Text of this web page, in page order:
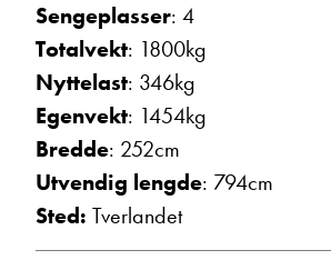
Denne siden er beskyttet av reCAPTCHA
Personvernerklæring
og
Ta kontakt
Sengeplasser: 4
Totalvekt: 1800kg
Nyttelast: 346kg
Egenvekt: 1454kg
Bredde: 252cm
Utvendig lengde: 794cm
Sted: Tverlandet